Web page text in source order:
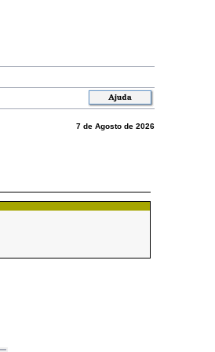
7 de Agosto de 2026